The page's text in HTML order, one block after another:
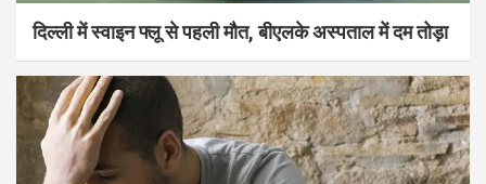
दिल्ली में स्वाइन फ्लू से पहली मौत, बीएलके अस्पताल में दम तोड़ा